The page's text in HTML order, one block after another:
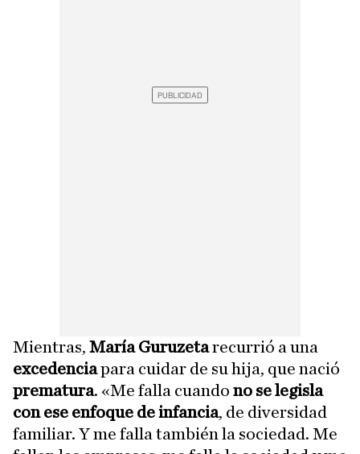
Mientras, María Guruzetarecurrió a una
excedenciapara cuidar de su hija, que nació
prematura. «Me falla cuando no se legisla
con ese enfoque de infancia, de diversidad
familiar. Y me falla también la sociedad. Me